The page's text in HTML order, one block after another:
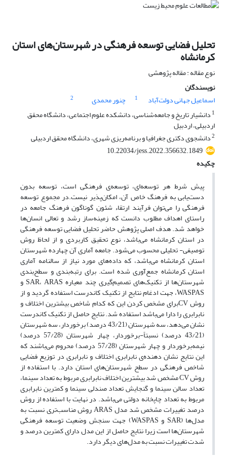
تحلیل فضایی توسعه فرهنگی در شهرستان‌های استان
کرمانشاه
نوع مقاله : مقاله پژوهشی
نویسندگان
اسماعیل جهانی دولت‌آباد
1 چنور محمدی
2
1 دانشیار تاریخ و جامعه‌شناسی، دانشکده علوم اجتماعی، دانشگاه محقق
اردبیلی، اردبیل
2دانشجوی دکتری جغرافیا و برنامه‌ریزی شهری، دانشگاه محقق اردبیلی
10.22034/jess.2022.356632.1849
چکیده
پیش شرط هر توسعه‌ای، توسعه‌ی فرهنگی است، توسعه بدون
دست‌یابی به فرهنگ خاص آن، امکان‌پذیر نیست.در مجموع توسعه
فرهنگی را می‌توان فرآیند ارتقاء شئون گوناگون فرهنگ جامعه در
راستای اهداف مطلوب دانست که زمینه‌ساز رشد و تعالی انسان‌ها
خواهد شد. هدف اصلی پژوهش حاضر تحلیل فضایی توسعه فرهنگی
در استان کرمانشاه‌ می‌باشد، نوع تحقیق کاربردی و از لحاظ روش‌
توصیفی- تحلیلی محسوب می‌شود. جامعه آماری آن چهارده شهرستان
استان کرمانشاه می‌باشد، که داده‌های مورد نیاز از سالنامه آماری
استان کرمانشاه جمع‌آوری شده است. برای رتبه‌بندی و سطح‌بندی
شهرستان‌ها از تکنیک‌های تصمیم‌گیری چند معیاره ‌SAR، ARAS و
WASPAS، جهت ادغام نتایج از تکنیک کاندرست استفاده گردید و از
روش CVبرای مشخص کردن این که کدام شاخص بیشترین اختلاف و
نابرابری را دارا می‌باشد استفاده شد. نتایج حاصل از تکنیک کاندرست
نشان می‌دهد، سه شهرستان (43/21 درصد) برخوردار، سه شهرستان
(43/21 درصد) نسبتاً‌-برخوردار، چهار شهرستان (57/28 درصد)
نیمه‌برخوردار و چهار شهرستان (57/28 درصد) محروم می‌باشند که
این نتایج نشان دهنده‌ی نابرابری اختلاف و نابرابری در توزیع فضایی
شاخص‌ فرهنگی در سطح شهرستان‌های استان دارد. با استفاده از
روش CV مشخص شد بیشترین اختلاف نابرابری مربوط به تعداد سینما،
تعداد سالن سینما و گنجایش تعداد صندلی سینما و کمترین نابرابری
مر‌بوط به تعداد چاپخانه دولتی می‌باشد. در نهایت با استفاده از روش
درصد تغییرات مشخص شد مدل ARAS روش مناسب‌تری نسبت به
مدل‌ها (‌SAR و WASPAS‌) جهت سنجش وضعیت توسعه فرهنگی
شهرستان‌ها است زیرا نتایج حاصل از این مدل دارای کمترین درصد و
شدت تغییرات نسبت به مدل‌های دیگر دارد.